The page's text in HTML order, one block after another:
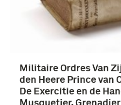
Militaire Ordres Van
den Heere Prince van
De Exercitie en de